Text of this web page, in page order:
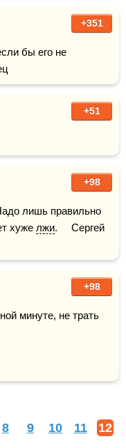
+351
бы его не
+51
+98
лишь правильно
хуже лжи.     Сергей
+98
минуте, не трать
8 9 10 11
12